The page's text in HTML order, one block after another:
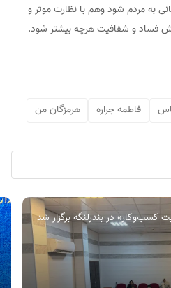
به مردم شود وهم با نظارت موثر و
فساد و شفافیت هرچه بیشتر شود.
فاطمه جراره هرمزگان من
کسب‌وکار» در بندرلنگه برگزار شد